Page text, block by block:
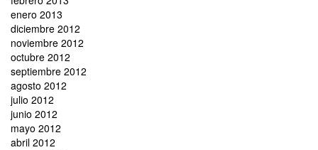
enero 2013
diciembre 2012
noviembre 2012
octubre 2012
septiembre 2012
agosto 2012
julio 2012
junio 2012
mayo 2012
abril 2012